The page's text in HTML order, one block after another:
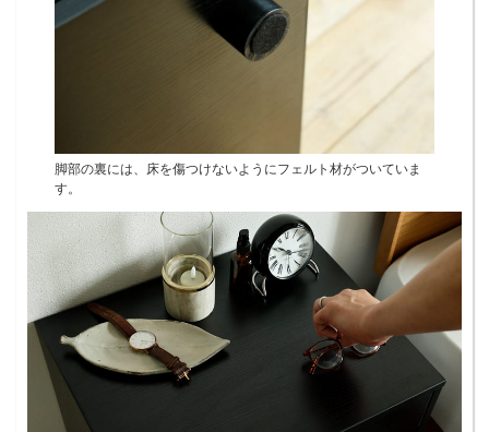
脚部の裏には、床を傷つけないようにフェルト材がついていま
す。